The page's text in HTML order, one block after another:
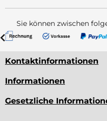
Sie können zwischen
Kontaktinformationen
Informationen
Gesetzliche